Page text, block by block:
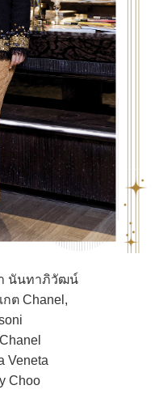
นันทาภิวัฒน์
กต Chanel,
Veneta
Choo